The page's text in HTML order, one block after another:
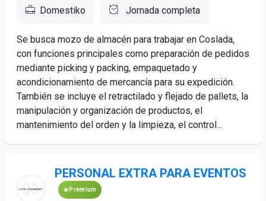
Domestiko Jornada completa
Se busca mozo de almacén para trabajar en Coslada,
con funciones principales como preparación de pedidos
mediante picking y packing, empaquetado y
acondicionamiento de mercancía para su expedición.
También se incluye el retractilado y flejado de pallets, la
manipulación y organización de productos, el
mantenimiento del orden y la limpieza, el control...
PERSONAL EXTRA PARA EVENTOS
Premium